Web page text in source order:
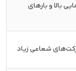
بالا و بارهای
شعاعی زیاد